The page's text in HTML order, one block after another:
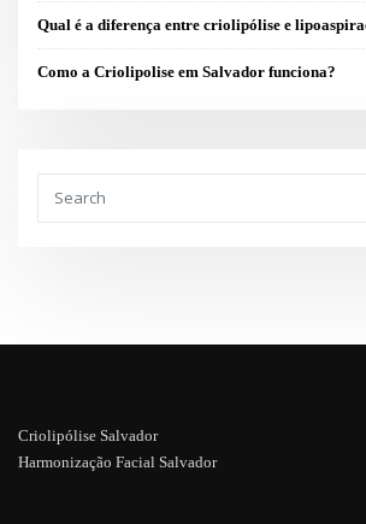
Qual é a diferença entre criolipólise e
Como a Criolipolise em Salvador funciona?
Criolipólise Salvador
Harmonização Facial Salvador